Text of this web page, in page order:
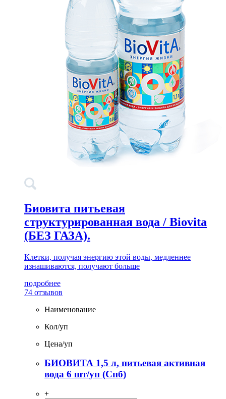
Биовита питьевая
структурированная вода / Biovita
(БЕЗ ГАЗА).
Клетки, получая энергию этой воды, медленнее
изнашиваются, получают больше
подробнее
74 отзывов
Наименование
Кол/уп
Цена/уп
БИОВИТА 1,5 л, питьевая активная
вода 6 шт/уп (Спб)
+